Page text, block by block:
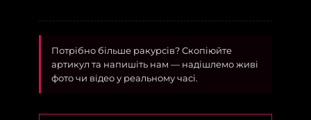
Потрібно більше ракурсів? Скопіюйте
артикул та напишіть нам — надішлемо живі
фото чи відео у реальному часі.